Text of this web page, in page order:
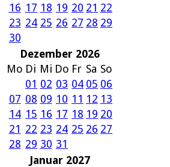
16 17 18 19 20 21 22
23 24 25 26 27 28 29
30
Dezember 2026
Mo Di Mi Do Fr Sa So
01 02 03 04 05 06
07 08 09 10 11 12 13
14 15 16 17 18 19 20
21 22 23 24 25 26 27
28 29 30 31
Januar 2027